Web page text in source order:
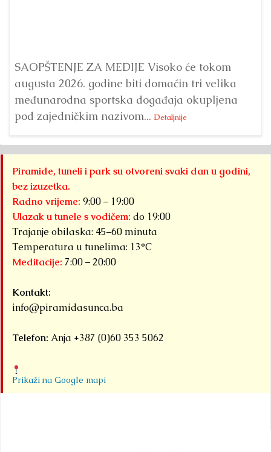
SAOPŠTENJE ZA MEDIJE Visoko će tokom
augusta 2026. godine biti domaćin tri velika
međunarodna sportska događaja okupljena
pod zajedničkim nazivom... Detaljnije
Piramide, tuneli i park su otvoreni svaki dan u godini,
bez izuzetka.
Radno vrijeme: 9:00 – 19:00
Ulazak u tunele s vodičem: do 19:00
Trajanje obilaska: 45–60 minuta
Temperatura u tunelima: 13°C
Meditacije: 7:00 – 20:00
Kontakt:
info@piramidasunca.ba
Telefon: Anja +387 (0)60 353 5062
Prikaži na Google mapi